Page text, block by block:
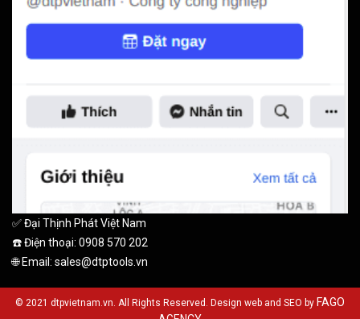
✅ Đại Thịnh Phát Việt Nam
☎️ Điện thoại: 0908 570 202
🌐 Email: sales@dtptools.vn
© 2021 dtpvietnam.vn. All Rights Reserved. Design web and SEO by FAGO